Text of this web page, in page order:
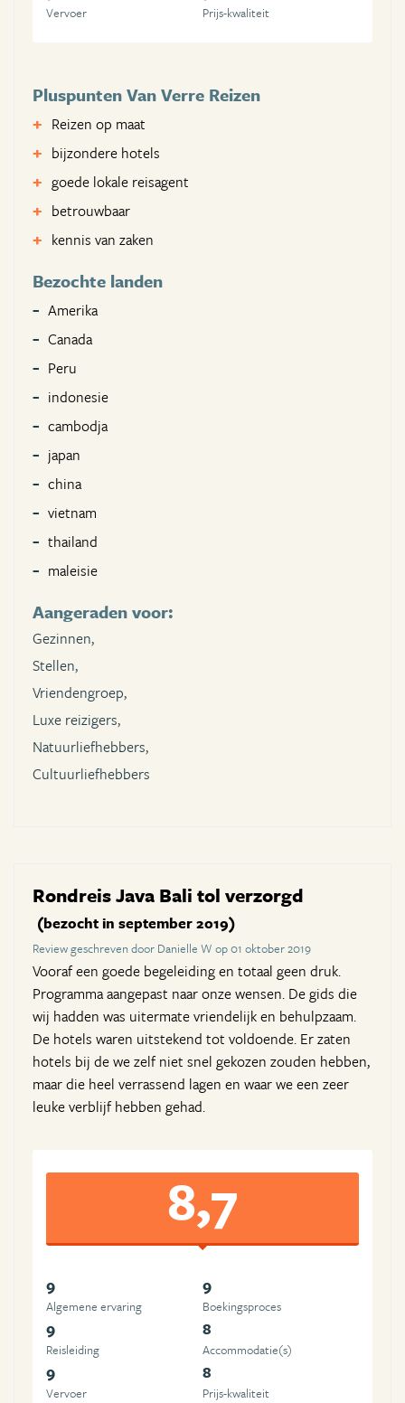
Vervoer Prijs-kwaliteit
Pluspunten Van Verre Reizen
Reizen op maat
bijzondere hotels
goede lokale reisagent
betrouwbaar
kennis van zaken
Bezochte landen
Amerika
Canada
Peru
indonesie
cambodja
japan
china
vietnam
thailand
maleisie
Aangeraden voor:
Gezinnen,
Stellen,
Vriendengroep,
Luxe reizigers,
Natuurliefhebbers,
Cultuurliefhebbers
Rondreis Java Bali tol verzorgd
(bezocht in september 2019)
Review geschreven door Danielle W op 01 oktober 2019
Vooraf een goede begeleiding en totaal geen druk.
Programma aangepast naar onze wensen. De gids die
wij hadden was uitermate vriendelijk en behulpzaam.
De hotels waren uitstekend tot voldoende. Er zaten
hotels bij de we zelf niet snel gekozen zouden hebben,
maar die heel verrassend lagen en waar we een zeer
leuke verblijf hebben gehad.
8,7
9
Algemene ervaring
9
Boekingsproces
9
Reisleiding
8
Accommodatie(s)
9
Vervoer
8
Prijs-kwaliteit